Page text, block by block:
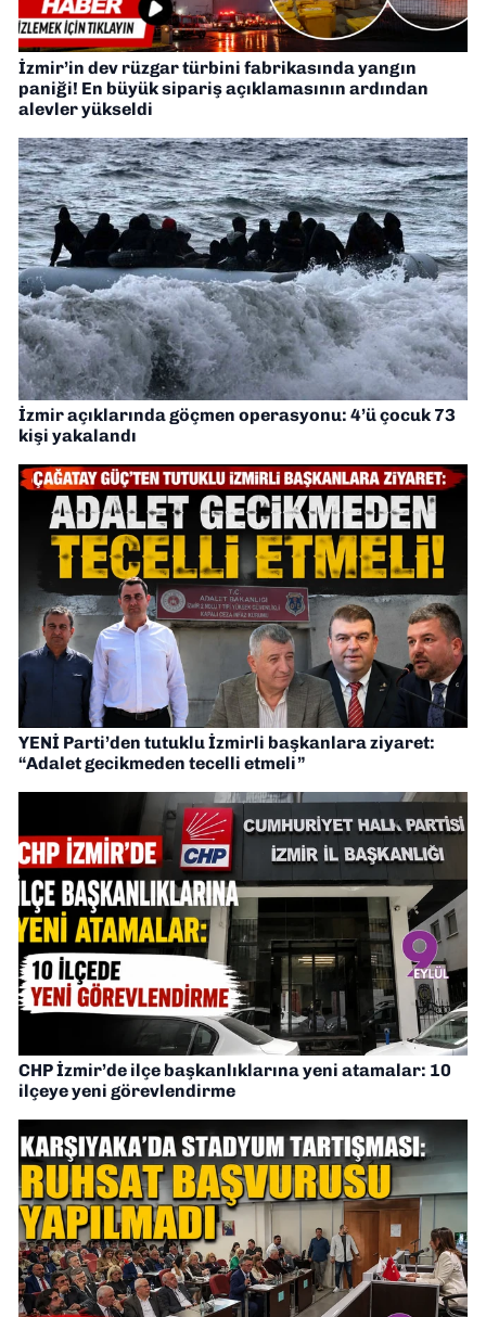
İzmir’in dev rüzgar türbini fabrikasında yangın
paniği! En büyük sipariş açıklamasının ardından
alevler yükseldi
İzmir açıklarında göçmen operasyonu: 4’ü çocuk 73
kişi yakalandı
YENİ Parti’den tutuklu İzmirli başkanlara ziyaret:
“Adalet gecikmeden tecelli etmeli”
CHP İzmir’de ilçe başkanlıklarına yeni atamalar: 10
ilçeye yeni görevlendirme